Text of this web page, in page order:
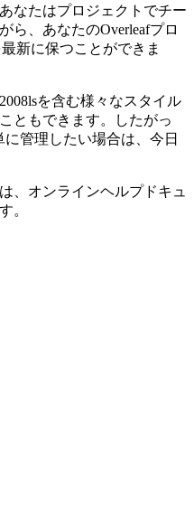
なたはプロジェクトでチー
ら、あなたのOverleafプロ
新に保つことができま
を含む様々なスタイル
ともできます。したがっ
管理したい場合は、今日
、オンラインヘルプドキュ
。